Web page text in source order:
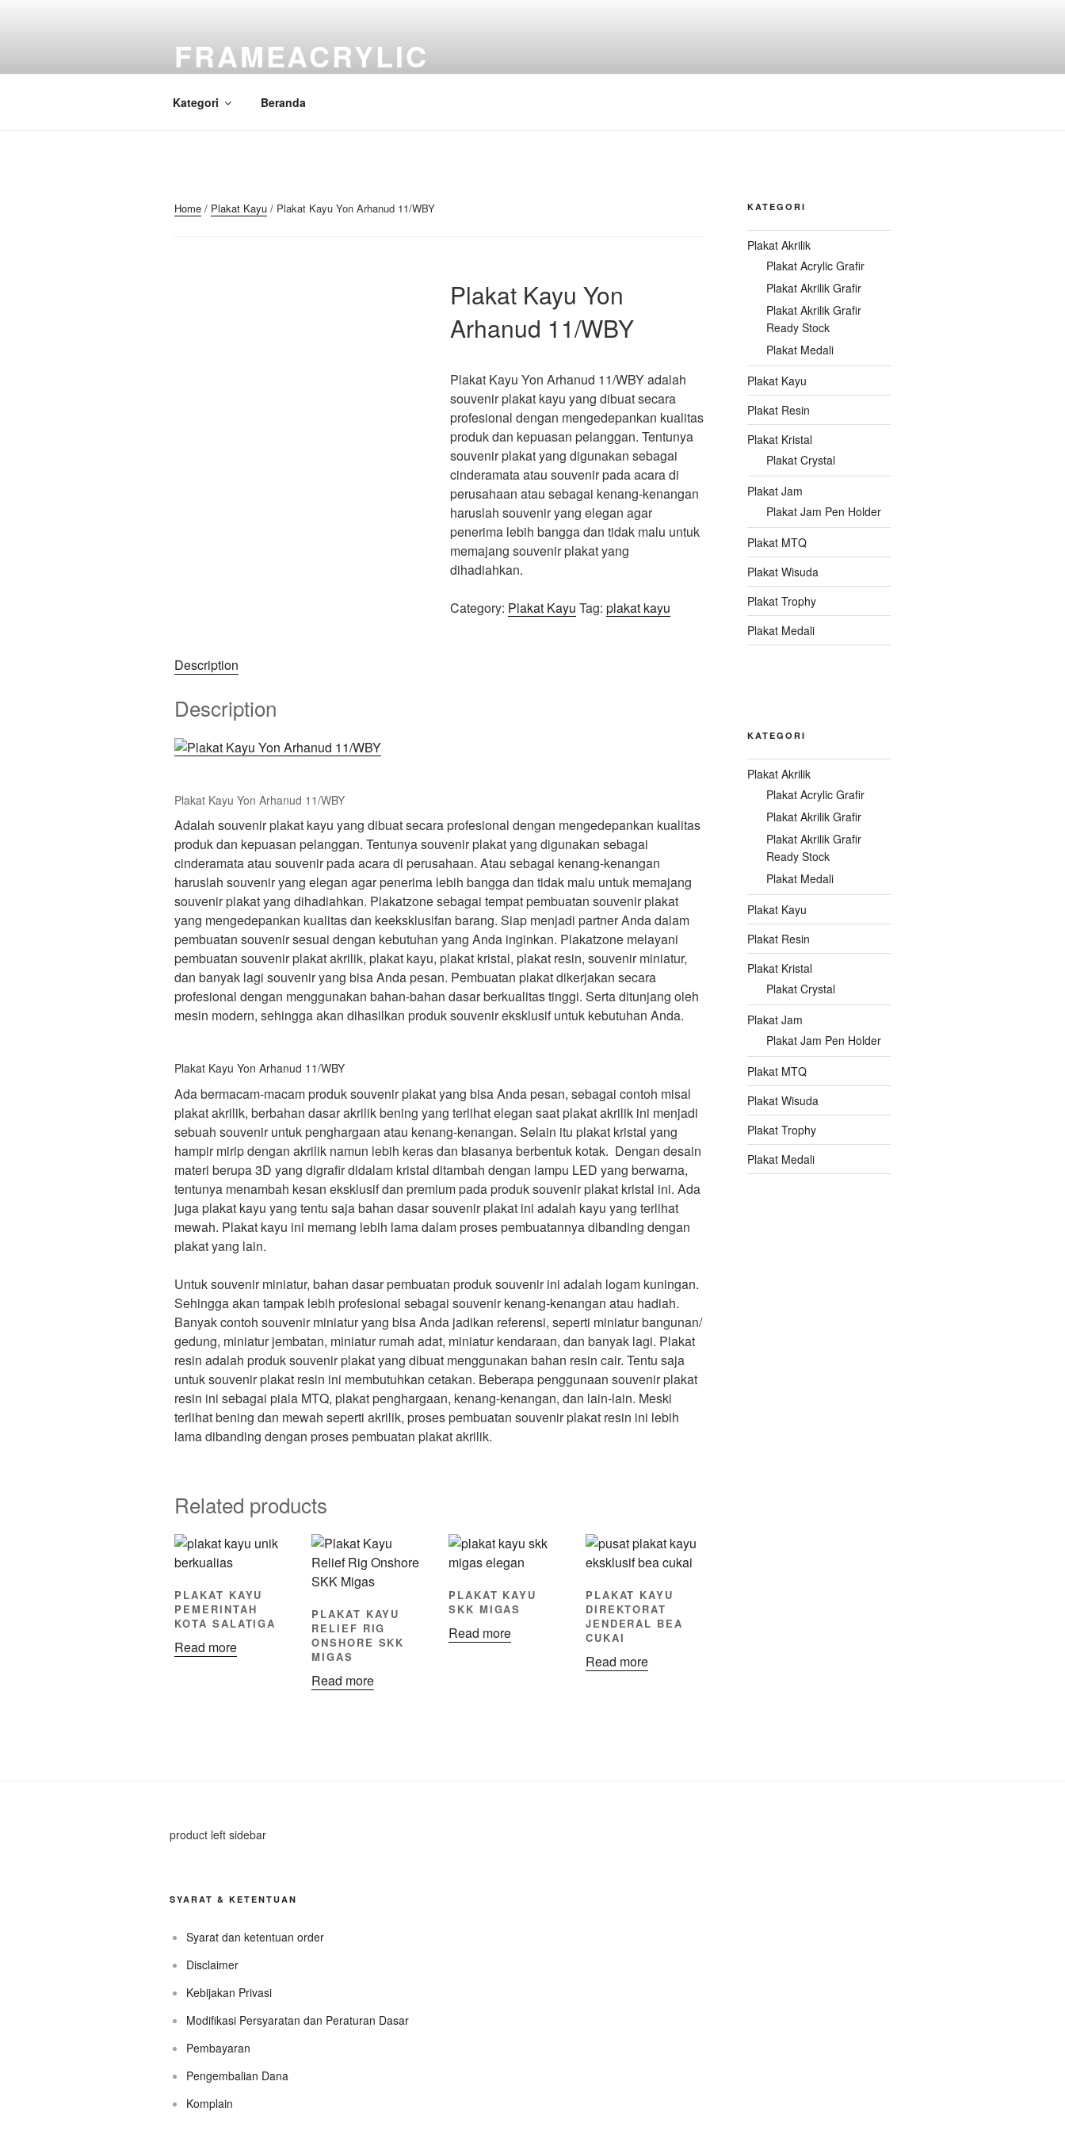
FRAMEACRYLIC
Kategori Beranda
Home / Plakat Kayu / Plakat Kayu Yon Arhanud 11/WBY
Plakat Kayu Yon
Arhanud 11/WBY
Plakat Kayu Yon Arhanud 11/WBY adalah
souvenir plakat kayu yang dibuat secara
profesional dengan mengedepankan kualitas
produk dan kepuasan pelanggan. Tentunya
souvenir plakat yang digunakan sebagai
cinderamata atau souvenir pada acara di
perusahaan atau sebagai kenang-kenangan
haruslah souvenir yang elegan agar
penerima lebih bangga dan tidak malu untuk
memajang souvenir plakat yang
dihadiahkan.
Category: Plakat Kayu Tag: plakat kayu
Description
Description
Plakat Kayu Yon Arhanud 11/WBY
Adalah souvenir plakat kayu yang dibuat secara profesional dengan mengedepankan kualitas
produk dan kepuasan pelanggan. Tentunya souvenir plakat yang digunakan sebagai
cinderamata atau souvenir pada acara di perusahaan. Atau sebagai kenang-kenangan
haruslah souvenir yang elegan agar penerima lebih bangga dan tidak malu untuk memajang
souvenir plakat yang dihadiahkan. Plakatzone sebagai tempat pembuatan souvenir plakat
yang mengedepankan kualitas dan keeksklusifan barang. Siap menjadi partner Anda dalam
pembuatan souvenir sesuai dengan kebutuhan yang Anda inginkan. Plakatzone melayani
pembuatan souvenir plakat akrilik, plakat kayu, plakat kristal, plakat resin, souvenir miniatur,
dan banyak lagi souvenir yang bisa Anda pesan. Pembuatan plakat dikerjakan secara
profesional dengan menggunakan bahan-bahan dasar berkualitas tinggi. Serta ditunjang oleh
mesin modern, sehingga akan dihasilkan produk souvenir eksklusif untuk kebutuhan Anda.
Plakat Kayu Yon Arhanud 11/WBY
Ada bermacam-macam produk souvenir plakat yang bisa Anda pesan, sebagai contoh misal
plakat akrilik, berbahan dasar akrilik bening yang terlihat elegan saat plakat akrilik ini menjadi
sebuah souvenir untuk penghargaan atau kenang-kenangan. Selain itu plakat kristal yang
hampir mirip dengan akrilik namun lebih keras dan biasanya berbentuk kotak. Dengan desain
materi berupa 3D yang digrafir didalam kristal ditambah dengan lampu LED yang berwarna,
tentunya menambah kesan eksklusif dan premium pada produk souvenir plakat kristal ini. Ada
juga plakat kayu yang tentu saja bahan dasar souvenir plakat ini adalah kayu yang terlihat
mewah. Plakat kayu ini memang lebih lama dalam proses pembuatannya dibanding dengan
plakat yang lain.
Untuk souvenir miniatur, bahan dasar pembuatan produk souvenir ini adalah logam kuningan.
Sehingga akan tampak lebih profesional sebagai souvenir kenang-kenangan atau hadiah.
Banyak contoh souvenir miniatur yang bisa Anda jadikan referensi, seperti miniatur bangunan/
gedung, miniatur jembatan, miniatur rumah adat, miniatur kendaraan, dan banyak lagi. Plakat
resin adalah produk souvenir plakat yang dibuat menggunakan bahan resin cair. Tentu saja
untuk souvenir plakat resin ini membutuhkan cetakan. Beberapa penggunaan souvenir plakat
resin ini sebagai piala MTQ, plakat penghargaan, kenang-kenangan, dan lain-lain. Meski
terlihat bening dan mewah seperti akrilik, proses pembuatan souvenir plakat resin ini lebih
lama dibanding dengan proses pembuatan plakat akrilik.
Related products
PLAKAT KAYU
PEMERINTAH
KOTA SALATIGA
Read more
PLAKAT KAYU
RELIEF RIG
ONSHORE SKK
MIGAS
Read more
PLAKAT KAYU
SKK MIGAS
Read more
PLAKAT KAYU
DIREKTORAT
JENDERAL BEA
CUKAI
Read more
KATEGORI
Plakat Akrilik
Plakat Acrylic Grafir
Plakat Akrilik Grafir
Plakat Akrilik Grafir
Ready Stock
Plakat Medali
Plakat Kayu
Plakat Resin
Plakat Kristal
Plakat Crystal
Plakat Jam
Plakat Jam Pen Holder
Plakat MTQ
Plakat Wisuda
Plakat Trophy
Plakat Medali
KATEGORI
Plakat Akrilik
Plakat Acrylic Grafir
Plakat Akrilik Grafir
Plakat Akrilik Grafir
Ready Stock
Plakat Medali
Plakat Kayu
Plakat Resin
Plakat Kristal
Plakat Crystal
Plakat Jam
Plakat Jam Pen Holder
Plakat MTQ
Plakat Wisuda
Plakat Trophy
Plakat Medali
product left sidebar
SYARAT & KETENTUAN
Syarat dan ketentuan order
Disclaimer
Kebijakan Privasi
Modifikasi Persyaratan dan Peraturan Dasar
Pembayaran
Pengembalian Dana
Komplain